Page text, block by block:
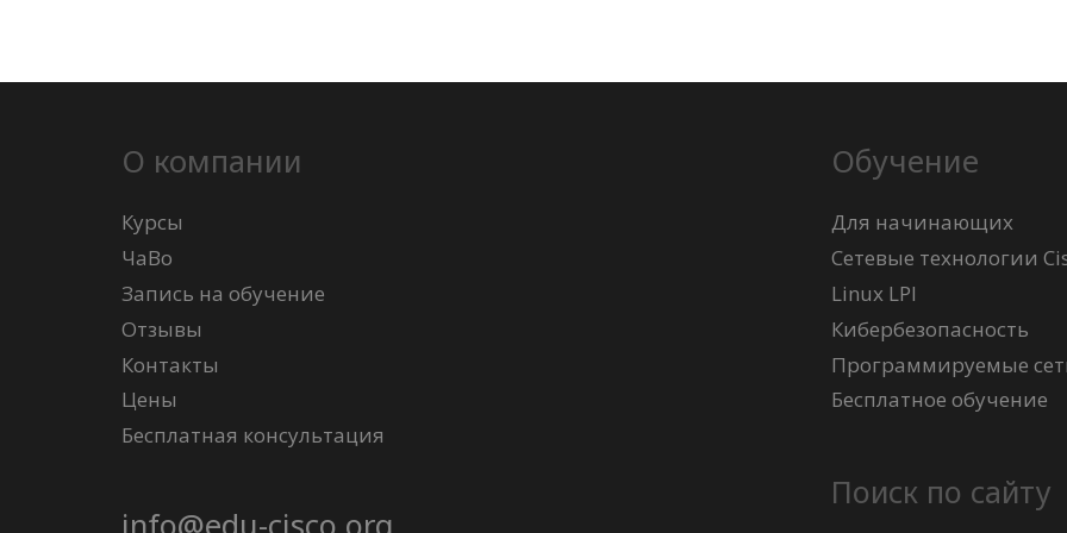
О компании
Курсы
ЧаВо
Запись на обучение
Отзывы
Контакты
Цены
Бесплатная консультация
info@edu-cisco.org
Обучение
Для начинающих
Сетевые технологии
Linux LPI
Кибербезопасность
Программируемые
Бесплатное обучение
Поиск по сайту